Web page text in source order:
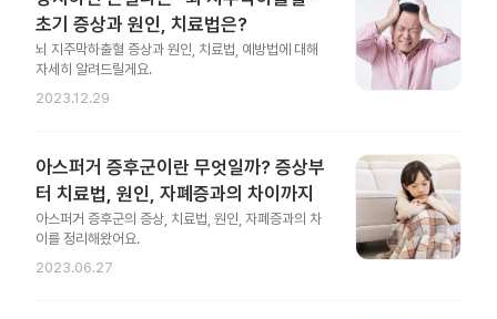
초기 증상과 원인, 치료법은?
뇌 지주막하출혈 증상과 원인, 치료법, 예방법에 대해
자세히 알려드릴게요.
2023.12.29
아스퍼거 증후군이란 무엇일까? 증상부
터 치료법, 원인, 자폐증과의 차이까지
아스퍼거 증후군의 증상, 치료법, 원인, 자폐증과의 차
이를 정리해왔어요.
2023.06.27